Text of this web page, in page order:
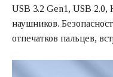
USB 3.2 Gen1, USB
наушников.
отпечатков пальцев,